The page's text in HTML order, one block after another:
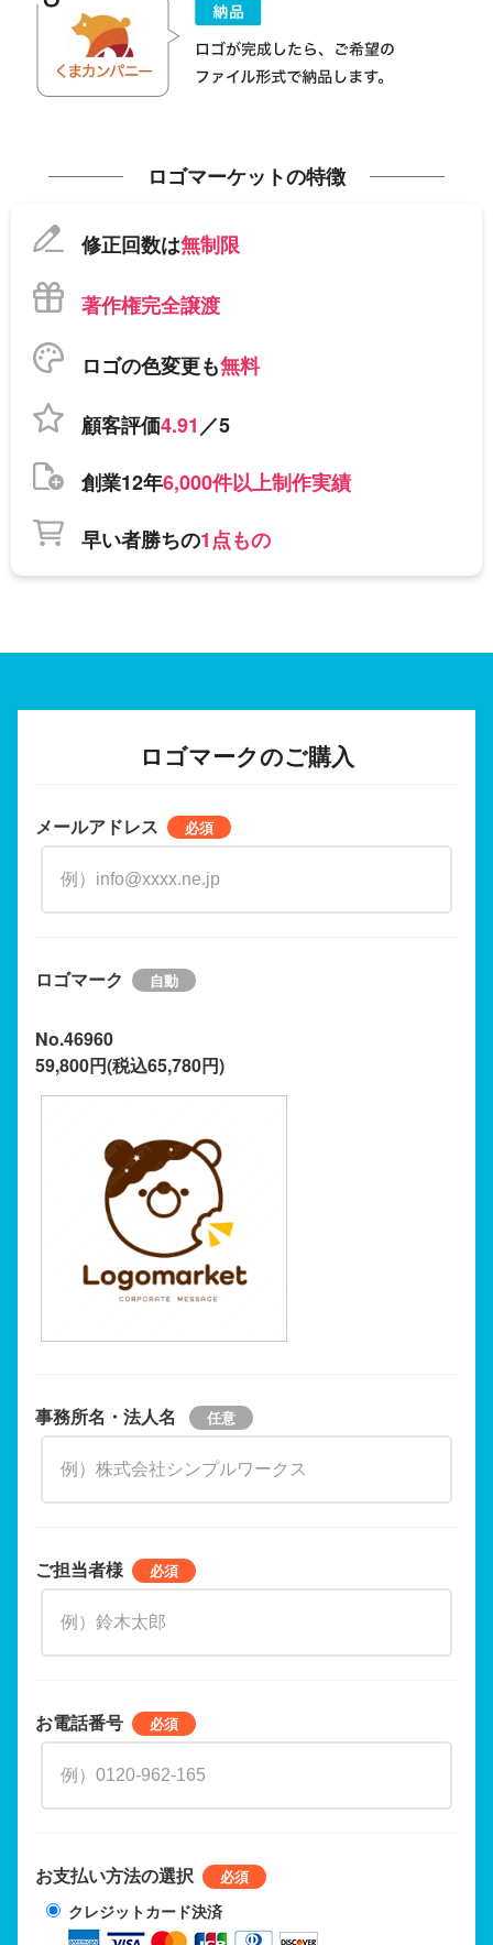
ロゴマーケットの特徴
修正回数は無制限
著作権完全譲渡
ロゴの色変更も無料
顧客評価4.91／5
創業12年6,000件以上制作実績
早い者勝ちの1点もの
ロゴマークのご購入
メールアドレス
ロゴマーク
No.46960
59,800円(税込65,780円)
事務所名・法人名
ご担当者様
お電話番号
お支払い方法の選択
クレジットカード決済